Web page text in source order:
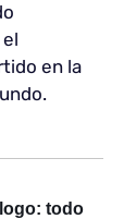
en la
todo